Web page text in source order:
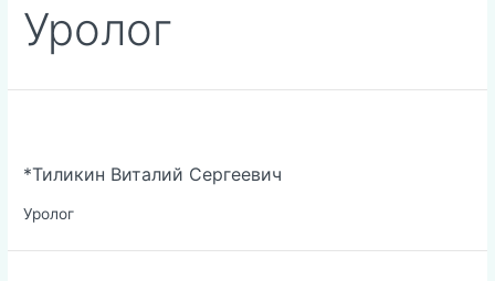
Уролог
*Тиликин Виталий Сергеевич
Уролог